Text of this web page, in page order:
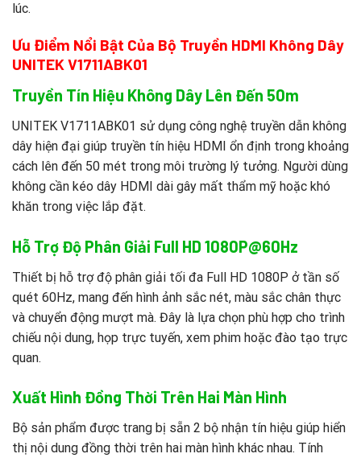
lúc.
Ưu Điểm Nổi Bật Của Bộ Truyền HDMI Không Dây
UNITEK V1711ABK01
Truyền Tín Hiệu Không Dây Lên Đến 50m
UNITEK V1711ABK01 sử dụng công nghệ truyền dẫn không
dây hiện đại giúp truyền tín hiệu HDMI ổn định trong khoảng
cách lên đến 50 mét trong môi trường lý tưởng. Người dùng
không cần kéo dây HDMI dài gây mất thẩm mỹ hoặc khó
khăn trong việc lắp đặt.
Hỗ Trợ Độ Phân Giải Full HD 1080P@60Hz
Thiết bị hỗ trợ độ phân giải tối đa Full HD 1080P ở tần số
quét 60Hz, mang đến hình ảnh sắc nét, màu sắc chân thực
và chuyển động mượt mà. Đây là lựa chọn phù hợp cho trình
chiếu nội dung, họp trực tuyến, xem phim hoặc đào tạo trực
quan.
Xuất Hình Đồng Thời Trên Hai Màn Hình
Bộ sản phẩm được trang bị sẵn 2 bộ nhận tín hiệu giúp hiển
thị nội dung đồng thời trên hai màn hình khác nhau. Tính